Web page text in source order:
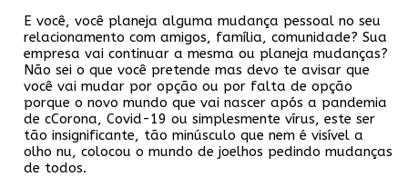
E você, você planeja alguma mudança pessoal no seu
relacionamento com amigos, família, comunidade? Sua
empresa vai continuar a mesma ou planeja mudanças?
Não sei o que você pretende mas devo te avisar que
você vai mudar por opção ou por falta de opção
porque o novo mundo que vai nascer após a pandemia
de cCorona, Covid-19 ou simplesmente vírus, este ser
tão insignificante, tão minúsculo que nem é visível a
olho nu, colocou o mundo de joelhos pedindo mudanças
de todos.